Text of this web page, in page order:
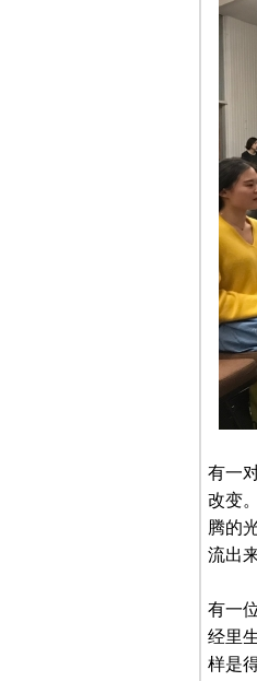
有一
改变
腾的
流出
有一
经里
样是